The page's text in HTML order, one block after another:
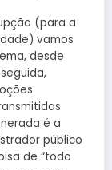
(para a
vamos
desde
é a
público
de “todo